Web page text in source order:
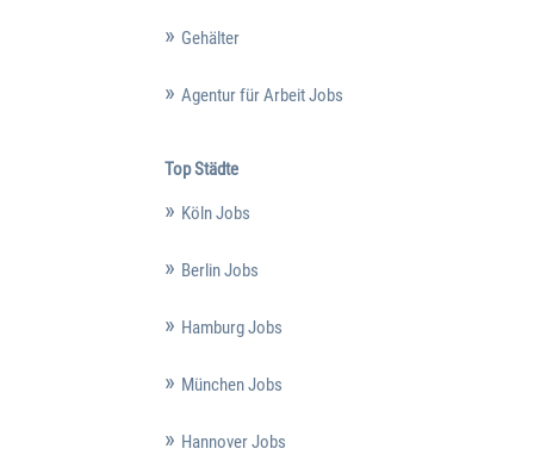
Gehälter
Agentur für Arbeit Jobs
Top Städte
Köln Jobs
Berlin Jobs
Hamburg Jobs
München Jobs
Hannover Jobs